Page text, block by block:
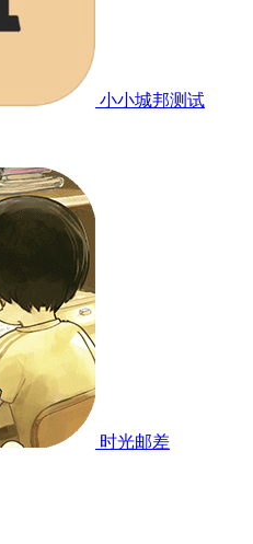
小小城邦测试
时光邮差